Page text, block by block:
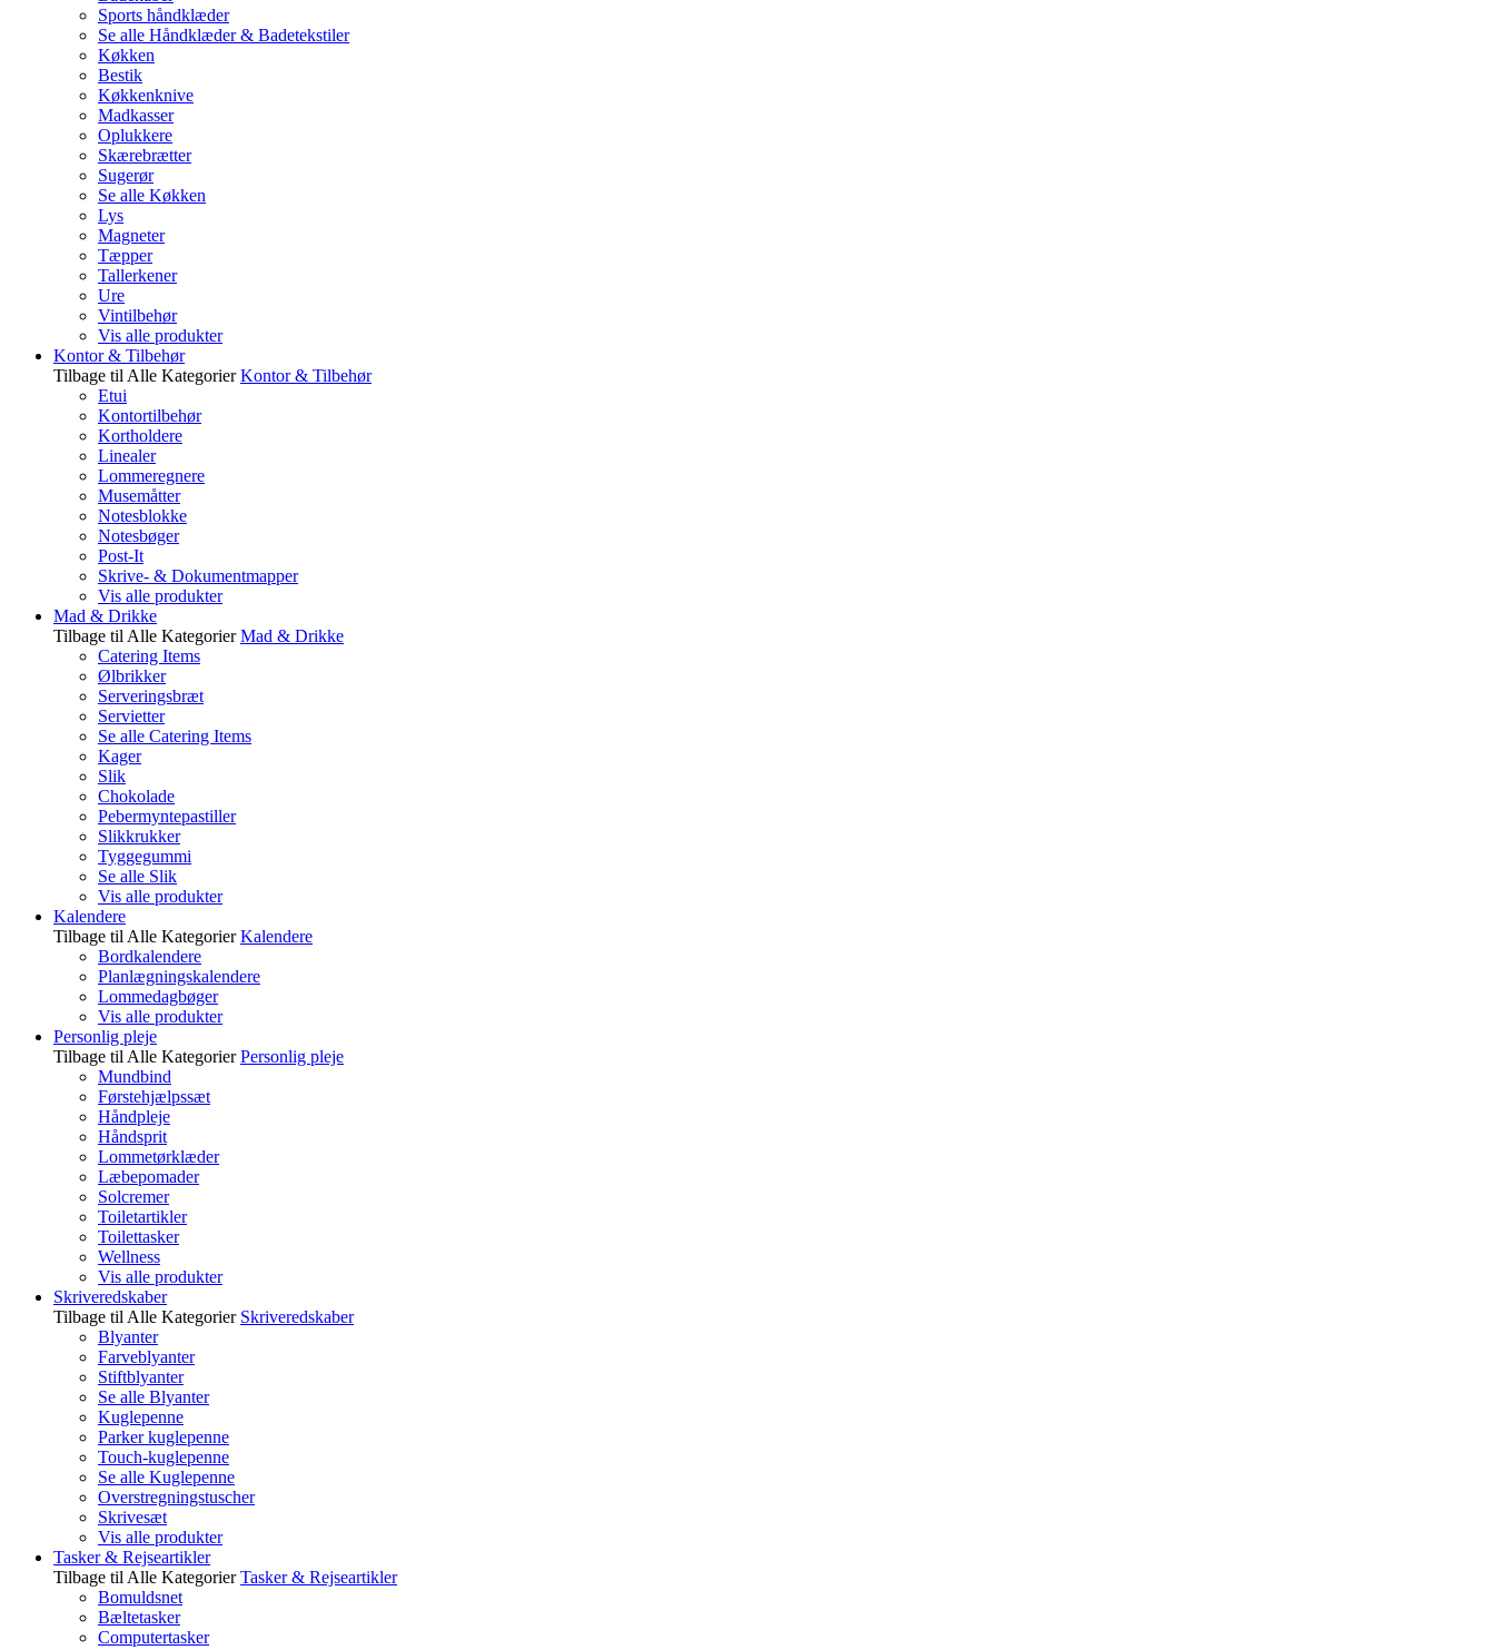
Sports håndklæder
Se alle Håndklæder & Badetekstiler
Køkken
Bestik
Køkkenknive
Madkasser
Oplukkere
Skærebrætter
Sugerør
Se alle Køkken
Lys
Magneter
Tæpper
Tallerkener
Ure
Vintilbehør
Vis alle produkter
Kontor & Tilbehør
Tilbage til Alle Kategorier Kontor & Tilbehør
Etui
Kontortilbehør
Kortholdere
Linealer
Lommeregnere
Musemåtter
Notesblokke
Notesbøger
Post-It
Skrive- & Dokumentmapper
Vis alle produkter
Mad & Drikke
Tilbage til Alle Kategorier Mad & Drikke
Catering Items
Ølbrikker
Serveringsbræt
Servietter
Se alle Catering Items
Kager
Slik
Chokolade
Pebermyntepastiller
Slikkrukker
Tyggegummi
Se alle Slik
Vis alle produkter
Kalendere
Tilbage til Alle Kategorier Kalendere
Bordkalendere
Planlægningskalendere
Lommedagbøger
Vis alle produkter
Personlig pleje
Tilbage til Alle Kategorier Personlig pleje
Mundbind
Førstehjælpssæt
Håndpleje
Håndsprit
Lommetørklæder
Læbepomader
Solcremer
Toiletartikler
Toilettasker
Wellness
Vis alle produkter
Skriveredskaber
Tilbage til Alle Kategorier Skriveredskaber
Blyanter
Farveblyanter
Stiftblyanter
Se alle Blyanter
Kuglepenne
Parker kuglepenne
Touch-kuglepenne
Se alle Kuglepenne
Overstregningstuscher
Skrivesæt
Vis alle produkter
Tasker & Rejseartikler
Tilbage til Alle Kategorier Tasker & Rejseartikler
Bomuldsnet
Bæltetasker
Computertasker